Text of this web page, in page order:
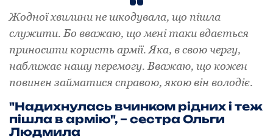
Жодної хвилини не шкодувала, що пішла
служити. Бо вважаю, що мені таки вдається
приносити користь армії. Яка, в свою чергу,
наближає нашу перемогу. Вважаю, що кожен
повинен займатися справою, якою він володіє.
"Надихнулась вчинком рідних і теж
пішла в армію", – сестра Ольги
Людмила